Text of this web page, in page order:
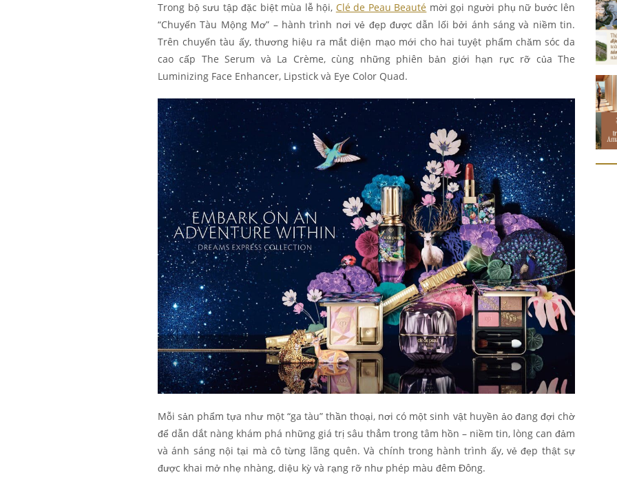
Trong bộ sưu tập đặc biệt mùa lễ hội, Clé de Peau Beauté mời gọi người phụ nữ bước lên
“Chuyến Tàu Mộng Mơ” – hành trình nơi vẻ đẹp được dẫn lối bởi ánh sáng và niềm tin.
Trên chuyến tàu ấy, thương hiệu ra mắt diện mạo mới cho hai tuyệt phẩm chăm sóc da
cao cấp The Serum và La Crème, cùng những phiên bản giới hạn rực rỡ của The
Luminizing Face Enhancer, Lipstick và Eye Color Quad.
Mỗi sản phẩm tựa như một “ga tàu” thần thoại, nơi có một sinh vật huyền ảo đang đợi chờ
để dẫn dắt nàng khám phá những giá trị sâu thẳm trong tâm hồn – niềm tin, lòng can đảm
và ánh sáng nội tại mà cô từng lãng quên. Và chính trong hành trình ấy, vẻ đẹp thật sự
được khai mở nhẹ nhàng, diệu kỳ và rạng rỡ như phép màu đêm Đông.